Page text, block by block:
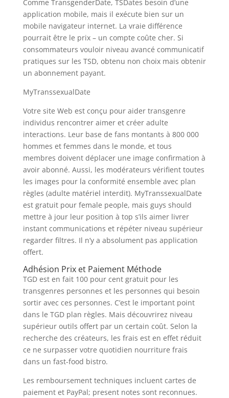
Comme TransgenderDate, TSDates besoin d’une
application mobile, mais il exécute bien sur un
mobile navigateur internet. La vraie différence
pourrait être le prix – un compte coûte cher. Si
consommateurs vouloir niveau avancé communicatif
pratiques sur les TSD, obtenu non choix mais obtenir
un abonnement payant.
MyTranssexualDate
Votre site Web est conçu pour aider transgenre
individus rencontrer aimer et créer adulte
interactions. Leur base de fans montants à 800 000
hommes et femmes dans le monde, et tous
membres doivent déplacer une image confirmation à
avoir abonné. Aussi, les modérateurs vérifient toutes
les images pour la conformité ensemble avec plan
règles (adulte matériel interdit). MyTranssexualDate
est gratuit pour female people, mais guys should
mettre à jour leur position à top s’ils aimer livrer
instant communications et répéter niveau supérieur
regarder filtres. Il n’y a absolument pas application
offert.
Adhésion Prix et Paiement Méthode
TGD est en fait 100 pour cent gratuit pour les
transgenres personnes et les personnes qui besoin
sortir avec ces personnes. C’est le important point
dans le TGD plan règles. Mais découvrirez niveau
supérieur outils offert par un certain coût. Selon la
recherche des créateurs, les frais est en effet réduit
ce ne surpasser votre quotidien nourriture frais
dans un fast-food bistro.
Les remboursement techniques incluent cartes de
paiement et PayPal; present notes sont reconnues.